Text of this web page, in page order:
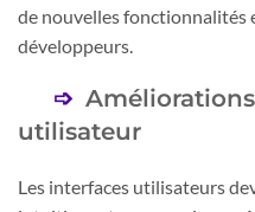
de nouvelles fonctionnalités
développeurs.
utilisateur
Les interfaces utilisateurs